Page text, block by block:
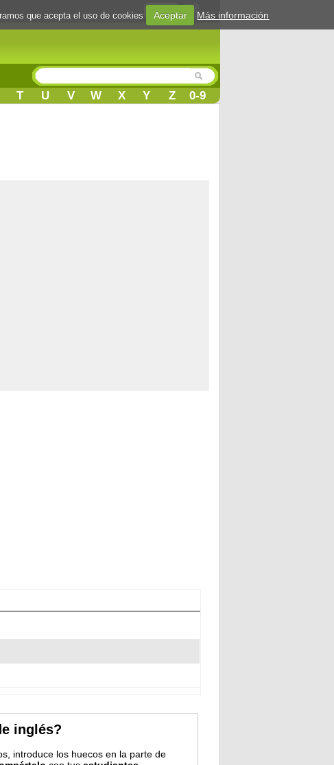
Login
T U V W X Y Z 0-9
inglés?
introduce los huecos en la parte de
que acepta el uso de cookies Aceptar Más información